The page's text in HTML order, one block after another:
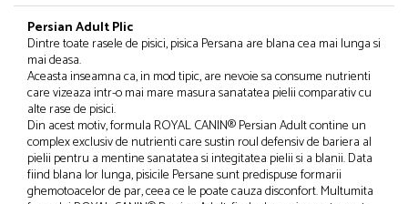
Fantani si Adapatoare
Antiparazitare
Solutii educative si antistres
Hrana Raw
Recompense si Delicii pentru Pisici
Cosuri, Culcusuri si Perne
Sisaluri si Ansambluri de Joaca Pisici
Nisip, Silicat si Asternuturi pentru Pisici
Litiere si Accesorii
Jucarii Pisici
Genti, Custi Transport
Persian Adult Plic
Dintre toate rasele de pisici, pisica Persana are blana cea mai lunga si
mai deasa.
Aceasta inseamna ca, in mod tipic, are nevoie sa consume nutrienti
care vizeaza intr-o mai mare masura sanatatea pielii comparativ cu
alte rase de pisici.
Din acest motiv, formula ROYAL CANIN® Persian Adult contine un
complex exclusiv de nutrienti care sustin roul defensiv de bariera al
pielii pentru a mentine sanatatea si integitatea pielii si a blanii. Data
fiind blana lor lunga, pisicile Persane sunt predispuse formarii
ghemotoacelor de par, ceea ce le poate cauza disconfort. Multumita